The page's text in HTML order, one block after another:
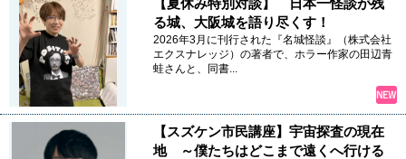
る城、大阪城を語り尽くす！
2026年3月に刊行された『名城怪談』（株式会社
エクスナレッジ）の著者で、ホラー作家の田辺青
蛙さんと、同書...
【スズケン市民講座】宇宙探査の現在
地 ～僕たちはどこまで遠くへ行ける